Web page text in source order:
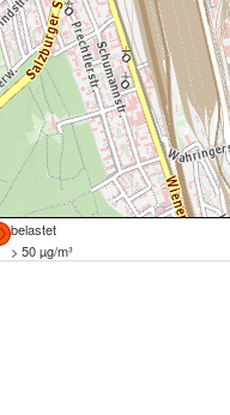
belastet
> 50 µg/m³